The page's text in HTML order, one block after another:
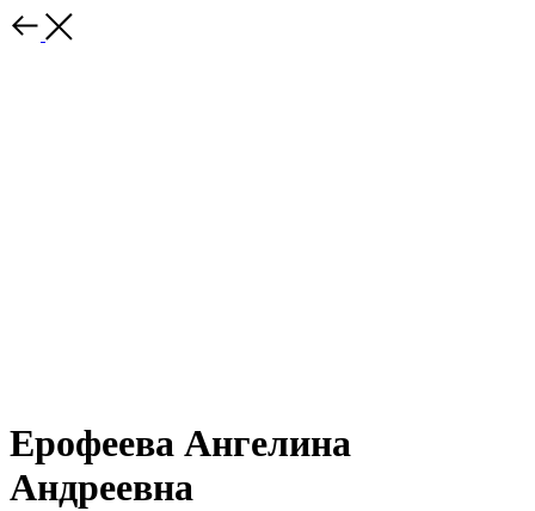
Ерофеева Ангелина
Андреевна